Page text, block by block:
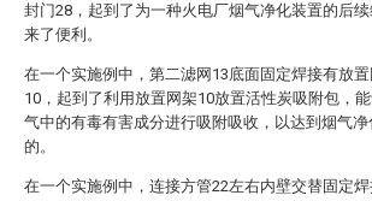
封门28，起到了为一种火电厂烟气净化装置的后
来了便利。
在一个实施例中，第二滤网13底面固定焊接有放置
10，起到了利用放置网架10放置活性炭吸附包，
气中的有毒有害成分进行吸附吸收，以达到烟气净
的。
在一个实施例中，连接方管22左右内壁交替固定